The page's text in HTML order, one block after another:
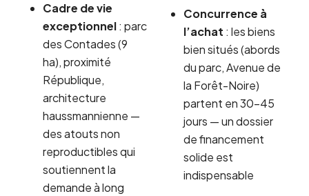
Cadre de vie
exceptionnel: parc
des Contades (9
ha), proximité
République,
architecture
haussmannienne —
des atouts non
reproductibles qui
soutiennent la
demande à long
Concurrence à
l’achat : les biens
bien situés (abords
du parc, Avenue de
la Forêt-Noire)
partent en 30-45
jours — un dossier
de financement
solide est
indispensable